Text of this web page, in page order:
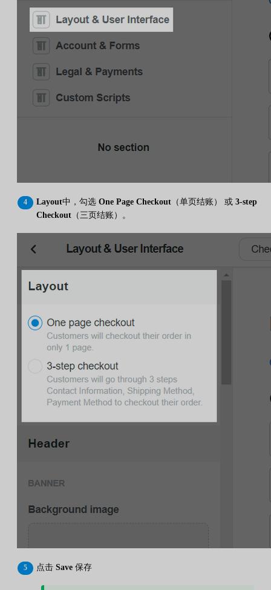
Layout中，勾选 One Page Checkout （单页结账） 或 3-step
Checkout （三页结账）。
点击 Save 保存